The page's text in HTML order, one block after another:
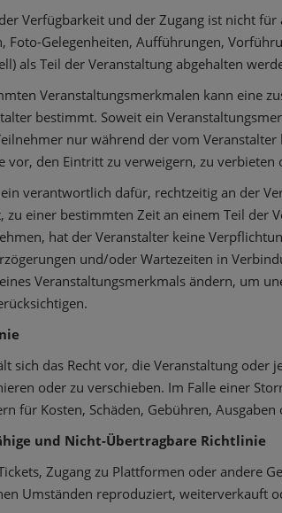
Verfügbarkeit und der Zugang ist nicht
Foto-Gelegenheiten, Aufführungen,
als Teil der Veranstaltung abgehalten
Veranstaltungsmerkmalen kann eine
bestimmt. Soweit ein
nur während der vom
vor, den Eintritt zu verweigern, zu
verantwortlich dafür, rechtzeitig an der
zu einer bestimmten Zeit an einem Teil der
hat der Veranstalter keine
und/oder Wartezeiten in
Veranstaltungsmerkmals ändern, um
sich das Recht vor, die Veranstaltung
oder zu verschieben. Im Falle einer
für Kosten, Schäden, Gebühren,
und Nicht-Übertragbare Richtlinie
Zugang zu Plattformen oder andere
Umständen reproduziert, weiterverkauft